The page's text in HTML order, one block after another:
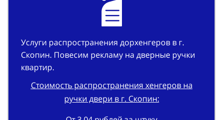
Услуги распространения дорхенгеров в г.
Скопин. Повесим рекламу на дверные ручки
квартир.
Стоимость распространения хенгеров на
ручки двери в г. Скопин: